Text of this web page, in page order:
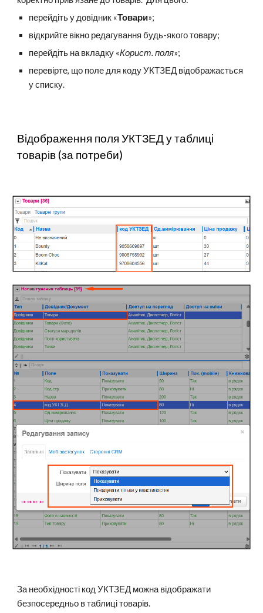
перейдіть у довідник «Товари»;
відкрийте вікно редагування будь-якого товару;
перейдіть на вкладку «Корист. поля»;
перевірте, що поле для коду УКТЗЕД відображається
у списку.
Відображення поля УКТЗЕД у таблиці
товарів (за потреби)
За необхідності код УКТЗЕД можна відображати
безпосередньо в таблиці товарів.